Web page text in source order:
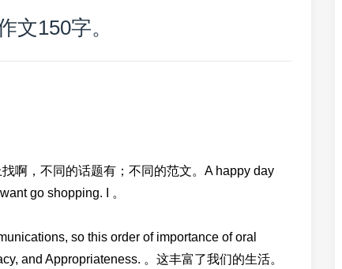
文150字。
啊，不同的话题有；不同的范文。A happy day
go shopping. I 。
so this order of importance of oral
and Appropriateness. 。这丰富了我们的生活。